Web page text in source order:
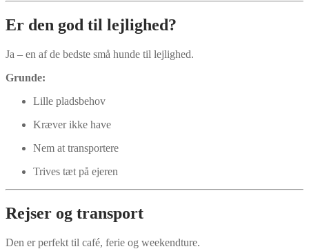
Er den god til lejlighed?
Ja – en af de bedste små hunde til lejlighed.
Grunde:
Lille pladsbehov
Kræver ikke have
Nem at transportere
Trives tæt på ejeren
Rejser og transport
Den er perfekt til café, ferie og weekendture.